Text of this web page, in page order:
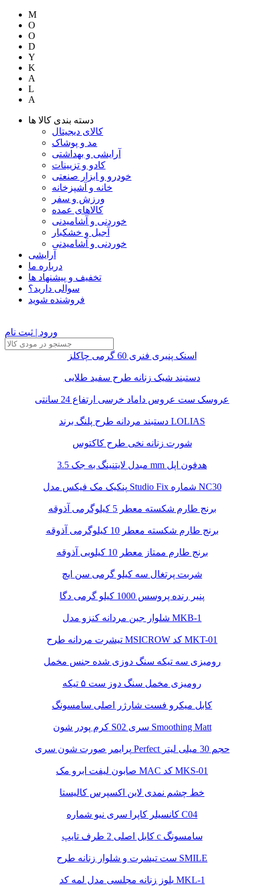
M
O
O
D
Y
K
A
L
A
دسته بندی کالا ها
کالای دیجیتال
مد و پوشاک
آرایشی و بهداشتی
کادو و تزیینات
خودرو و ابزار صنعتی
خانه و آشپزخانه
ورزش و سفر
کالاهای عمده
خوردنی و آشامیدنی
آجیل و خشکبار
خوردنی و آشامیدنی
آرایشی
درباره ما
تخفیف و پیشنهاد ها
سوالی دارید؟
فروشنده شوید
ورود | ثبت نام
اسنک پنیری فنری 60 گرمی چاکلز
دستبند شیک زنانه طرح سفید طلایی
عروسک ست عروس داماد خرسی ارتفاع 24 سانتی
دستبند مردانه طرح پلنگ برند LOLIAS
شورت زنانه نخی طرح کاکتوس
مبدل لایتنینگ به جک 3.5 mm هدفون اپل
پنکیک مک فیکس مدل Studio Fix شماره NC30
برنج طارم شکسته معطر 5 کیلوگرمی آذوقه
برنج طارم شکسته معطر 10 کیلوگرمی آذوقه
برنج طارم ممتاز معطر 10 کیلویی آذوقه
شربت پرتغال سه کیلو گرمی سن ایچ
پنیر رنده پروسس 1000 کیلو گرمی دگا
شلوار جین مردانه کنزو مدل MKB-1
تیشرت مردانه طرح MSICROW کد MKT-01
رومیزی سه تیکه سنگ دوزی شده جنس مخمل
رومیزی مخمل سنگ دوز ست ۵ تیکه
کابل میکرو فست شارژر اصلی سامسونگ
کرم پودر شون S02 سری Smoothing Matt
پرایمر صورت شون سری Perfect حجم 30 میلی لیتر
صابون لیفت ابرو مک MAC کد MKS-01
خط چشم نمدی لاین اکسپرس کالیستا
کانسیلر کاپرا سری نیو شماره C04
کابل اصلی 2 طرف تایپ c سامسونگ
ست تیشرت و شلوار زنانه طرح SMILE
بلوز زنانه مجلسی مدل لمه کد MKL-1